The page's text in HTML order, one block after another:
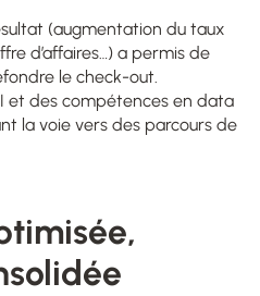
(augmentation du taux
d’affaires…) a permis de
le check-out.
et des compétences en data
la voie vers des parcours de